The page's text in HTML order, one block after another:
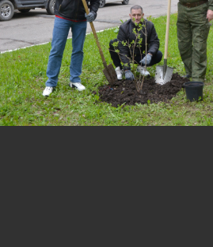
Электронная почта
› Новости
›
памяти»
«Сад памяти»